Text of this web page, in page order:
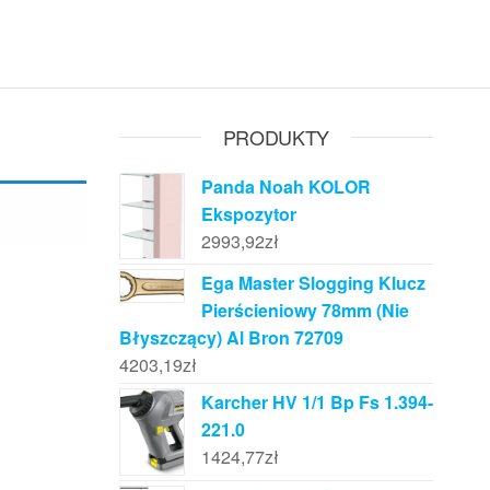
PRODUKTY
Panda Noah KOLOR
Ekspozytor
2993,92zł
Ega Master Slogging Klucz
Pierścieniowy 78mm (Nie
Błyszczący) Al Bron 72709
4203,19zł
Karcher HV 1/1 Bp Fs 1.394-
221.0
1424,77zł